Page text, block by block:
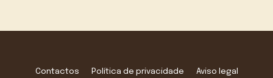
Contactos Política de privacidade Aviso legal